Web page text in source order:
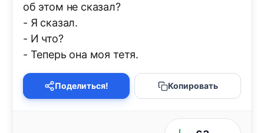
об этом не сказал?
- Я сказал.
- И что?
- Теперь она моя тетя.
Поделиться! Копировать